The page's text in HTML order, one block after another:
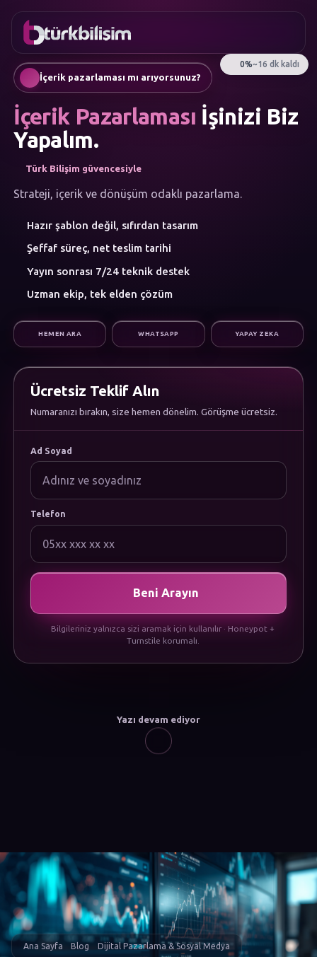
FAVORILER
Mobil Uygulama
AI Chatbot & Müşteri Asistanları
Sosyal Medya Yönetimi
Google Ads & Performans Pazarlaması
E-Ticaret
Yapay Zeka
Atölye
KATEGORILERI
Web Yazılım
Mobil Uygulama
Dijital Pazarlama
Hakkımızda
Kariyer
Dökümanlar
Uygulamamızı İndirin
Gizlilik Politikası
Çerez Politikası
Kullanım Koşulları
0216
755 3
555
Türkçe
İçerik pazarlaması mı arıyorsunuz?
İçerik Pazarlaması İşinizi Biz
Yapalım.
Türk Bilişim güvencesiyle
Strateji, içerik ve dönüşüm odaklı pazarlama.
Hazır şablon değil, sıfırdan tasarım
Şeffaf süreç, net teslim tarihi
Yayın sonrası 7/24 teknik destek
Uzman ekip, tek elden çözüm
HEMEN ARA WHATSAPP YAPAY ZEKA
Ücretsiz Teklif Alın
Numaranızı bırakın, size hemen dönelim. Görüşme ücretsiz.
Ad Soyad
Telefon
Beni Arayın
Bilgileriniz yalnızca sizi aramak için kullanılır · Honeypot +
Turnstile korumalı.
Yazı devam ediyor
Ana Sayfa Blog Dijital Pazarlama & Sosyal Medya